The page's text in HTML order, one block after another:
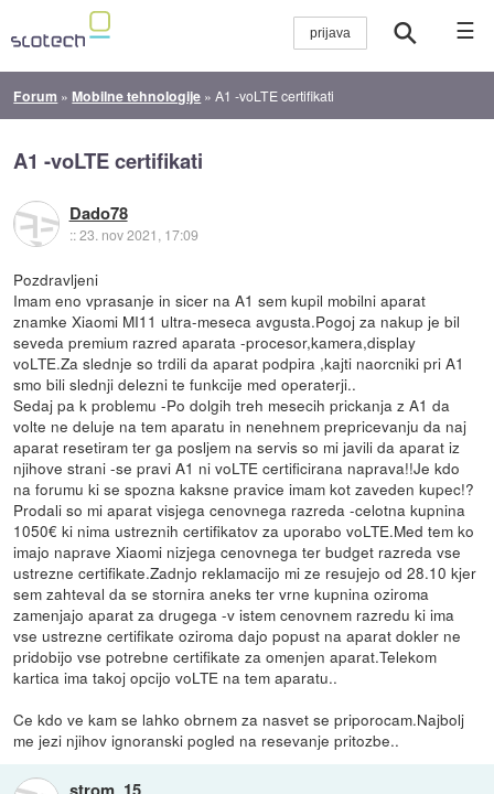
☰
Forum »Mobilne tehnologije »A1 -voLTE certifikati
A1 -voLTE certifikati
Dado78
::23. nov 2021, 17:09
Pozdravljeni
Imam eno vprasanje in sicer na A1 sem kupil mobilni aparat
znamke Xiaomi MI11 ultra-meseca avgusta.Pogoj za nakup je bil
seveda premium razred aparata -procesor,kamera,display
voLTE.Za slednje so trdili da aparat podpira ,kajti naorcniki pri A1
smo bili slednji delezni te funkcije med operaterji..
Sedaj pa k problemu -Po dolgih treh mesecih prickanja z A1 da
volte ne deluje na tem aparatu in nenehnem prepricevanju da naj
aparat resetiram ter ga posljem na servis so mi javili da aparat iz
njihove strani -se pravi A1 ni voLTE certificirana naprava!!Je kdo
na forumu ki se spozna kaksne pravice imam kot zaveden kupec!?
Prodali so mi aparat visjega cenovnega razreda -celotna kupnina
1050€ ki nima ustreznih certifikatov za uporabo voLTE.Med tem ko
imajo naprave Xiaomi nizjega cenovnega ter budget razreda vse
ustrezne certifikate.Zadnjo reklamacijo mi ze resujejo od 28.10 kjer
sem zahteval da se stornira aneks ter vrne kupnina oziroma
zamenjajo aparat za drugega -v istem cenovnem razredu ki ima
vse ustrezne certifikate oziroma dajo popust na aparat dokler ne
pridobijo vse potrebne certifikate za omenjen aparat.Telekom
kartica ima takoj opcijo voLTE na tem aparatu..
Ce kdo ve kam se lahko obrnem za nasvet se priporocam.Najbolj
me jezi njihov ignoranski pogled na resevanje pritozbe..